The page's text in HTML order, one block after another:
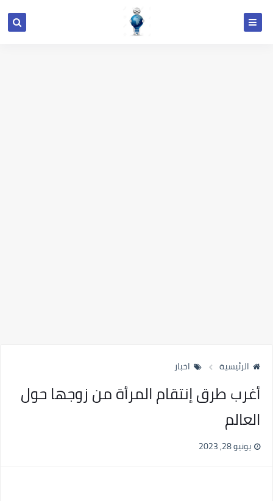
الرئيسية اخبار
أغرب طرق إنتقام المرأة من زوجها حول
العالم
يونيو 28, 2023